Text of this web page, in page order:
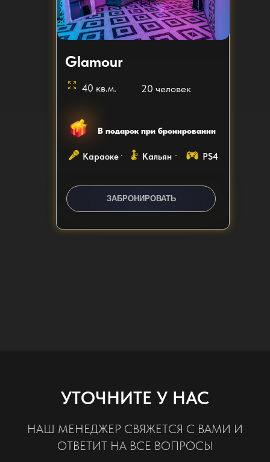
ЗАКАЗАТЬ ЗВОНОК
Glamour
40 кв.м. 20 человек
Караоке Кальян PS4
В подарок при бронировании
ЗАБРОНИРОВАТЬ
УТОЧНИТЕ У НАС
НАШ МЕНЕДЖЕР СВЯЖЕТСЯ С ВАМИ И
ОТВЕТИТ НА ВСЕ ВОПРОСЫ